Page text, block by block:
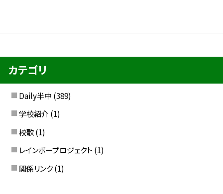
カテゴリ
Daily半中 (389)
学校紹介 (1)
校歌 (1)
レインボープロジェクト (1)
関係リンク (1)